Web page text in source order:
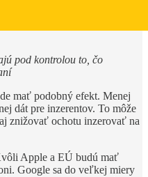
pod kontrolou to, čo
mať podobný efekt. Menej
dát pre inzerentov. To môže
znižovať ochotu inzerovať na
Apple a EÚ budú mať
Google sa do veľkej miery